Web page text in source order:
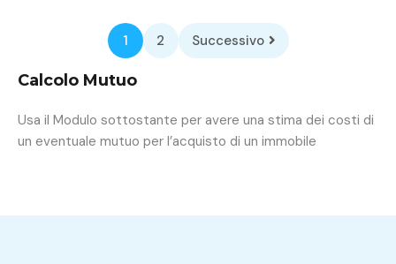
1 2 Successivo
Calcolo Mutuo
Usa il Modulo sottostante per avere una stima dei costi di
un eventuale mutuo per l’acquisto di un immobile